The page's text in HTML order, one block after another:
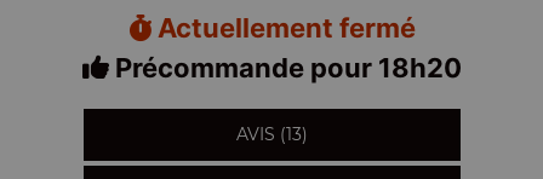
Actuellement fermé
Précommande pour 18h20
AVIS (13)